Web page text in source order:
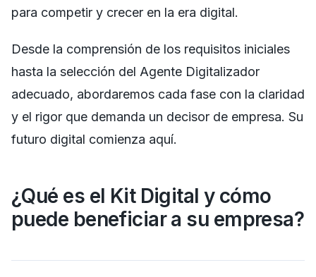
para competir y crecer en la era digital.
Desde la comprensión de los requisitos iniciales
hasta la selección del Agente Digitalizador
adecuado, abordaremos cada fase con la claridad
y el rigor que demanda un decisor de empresa. Su
futuro digital comienza aquí.
¿Qué es el Kit Digital y cómo
puede beneficiar a su empresa?